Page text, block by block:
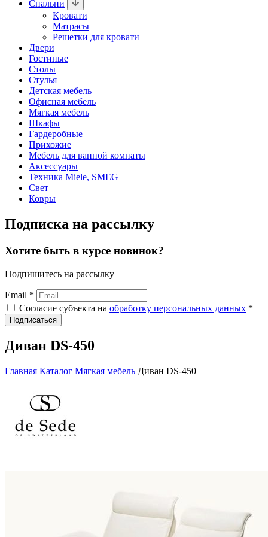
Спальни
Кровати
Матрасы
Решетки для кровати
Двери
Гостиные
Столы
Стулья
Детская мебель
Офисная мебель
Мягкая мебель
Шкафы
Гардеробные
Прихожие
Мебель для ванной комнаты
Аксессуары
Техника Miele, SMEG
Свет
Ковры
Подписка на рассылку
Хотите быть в курсе новинок?
Подпишитесь на рассылку
Email *
Согласие субъекта на обработку персональных данных *
Подписаться
Диван DS-450
Главная Каталог Мягкая мебель Диван DS-450